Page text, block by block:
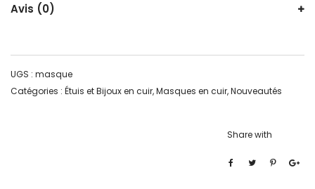
Avis (0)
UGS : masque
Catégories : Étuis et Bijoux en cuir,Masques en cuir,Nouveautés
Share with